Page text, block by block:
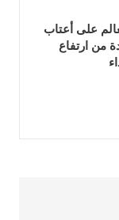
على أعتاب
من ارتفاع